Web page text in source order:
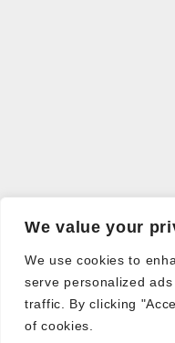
We value your
We use cookies to
serve personalized
traffic. By clicking
of cookies.